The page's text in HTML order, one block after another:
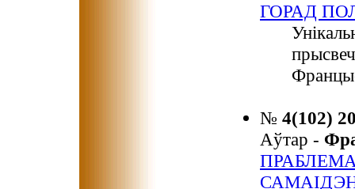
ГОРАД
№ 4(102)
Аўтар -